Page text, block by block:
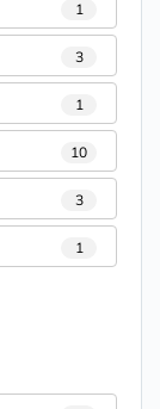
1
3
1
10
3
1